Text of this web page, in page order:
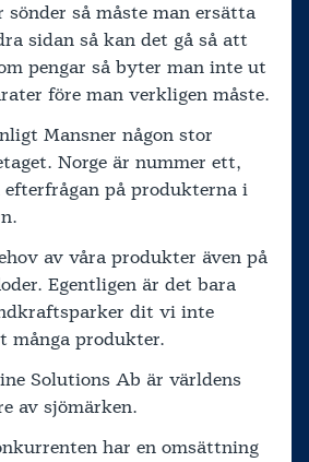
så måste man ersätta
sidan så kan det gå så att
pengar så byter man inte ut
före man verkligen måste.
Mansner någon stor
Norge är nummer ett,
efterfrågan på produkterna i
av våra produkter även på
Egentligen är det bara
dit vi inte
många produkter.
Solutions Ab är världens
av sjömärken.
har en omsättning